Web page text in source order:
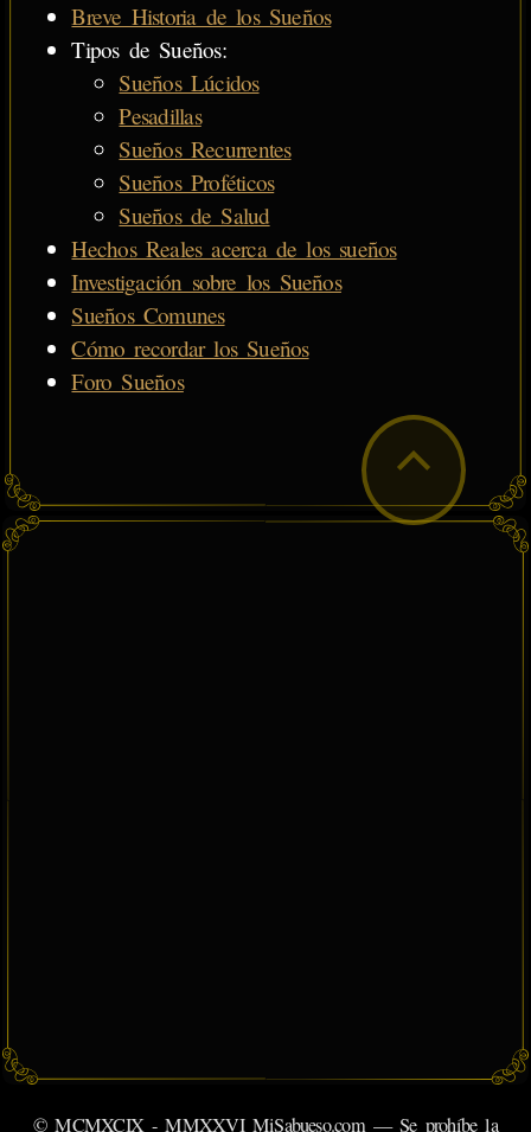
Breve Historia de los Sueños
Tipos de Sueños:
Sueños Lúcidos
Pesadillas
Sueños Recurrentes
Sueños Proféticos
Sueños de Salud
Hechos Reales acerca de los sueños
Investigación sobre los Sueños
Sueños Comunes
Cómo recordar los Sueños
Foro Sueños
© MCMXCIX - MMXXVI MiSabueso.com — Se prohíbe la